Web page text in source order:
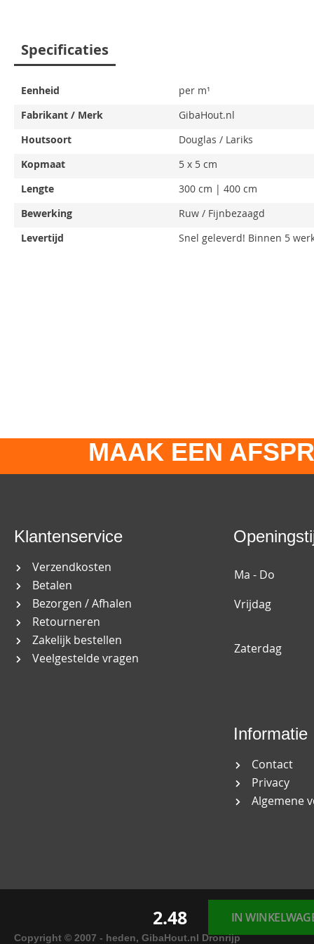
Ga
naar
het
begin
van
de
gallerij
Specificaties
Eenheid
per m¹
Fabrikant / Merk
GibaHout.nl
Houtsoort
Douglas / Lariks
Kopmaat
5 x 5 cm
Lengte
300 cm | 400 cm
Bewerking
Ruw / Fijnbezaagd
Levertijd
Snel geleverd! Binnen 5
MAAK EEN
Klantenservice
Verzendkosten
Betalen
Bezorgen / Afhalen
Retourneren
Zakelijk bestellen
Veelgestelde vragen
Ma - Do
Vrijdag
Zaterdag
Informatie
Contact
Privacy
Algemene
Copyright © 2007 - heden, GibaHout.nl Dronrijp
2.48 IN